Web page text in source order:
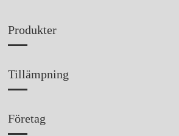
Produkter
Tillämpning
Företag